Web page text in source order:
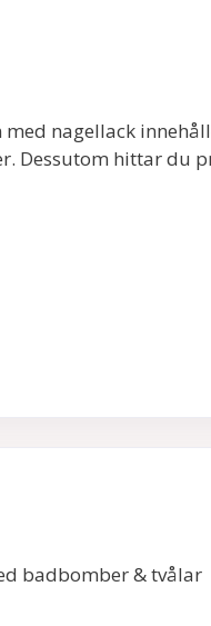
med nagellack
Dessutom hittar du